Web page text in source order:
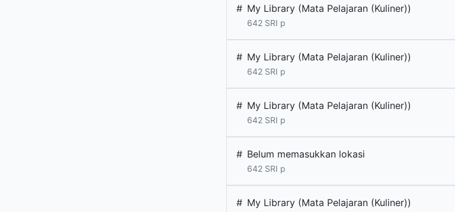
# My Library (Mata Pelajaran (Kuliner))
642 SRI p
# My Library (Mata Pelajaran (Kuliner))
642 SRI p
# My Library (Mata Pelajaran (Kuliner))
642 SRI p
# Belum memasukkan lokasi
642 SRI p
# My Library (Mata Pelajaran (Kuliner))